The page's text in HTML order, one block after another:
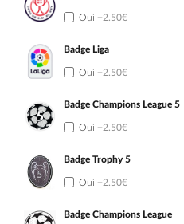
Oui +2.50€
Badge Liga
Oui +2.50€
Badge Champions League 5
Oui +2.50€
Badge Trophy 5
Oui +2.50€
Badge Champions League